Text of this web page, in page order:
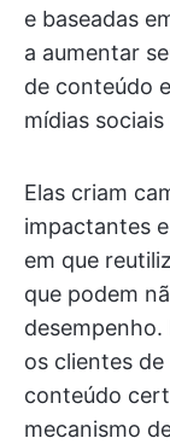
e baseadas
a aumentar
de conteúdo
mídias sociais
Elas criam
impactantes
em que
que podem
desempenho.
os clientes
conteúdo
mecanismo